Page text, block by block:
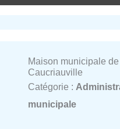
Maison municipale de
Caucriauville
Catégorie :
municipale